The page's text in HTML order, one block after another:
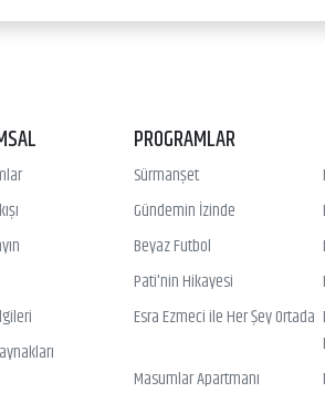
PROGRAMLAR
Sürmanşet
Gündemin İzinde
Beyaz Futbol
Pati'nin Hikayesi
Esra Ezmeci ile Her Şey Ortada
Masumlar Apartmanı